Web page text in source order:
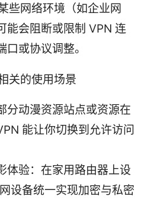
些网络环境（如企业网
能会阻断或限制 VPN 连
或协议调整。
关的使用场景
分动漫资源站点或资源在
能让你切换到允许访问
体验：在家用路由器上设
设备统一实现加密与私密